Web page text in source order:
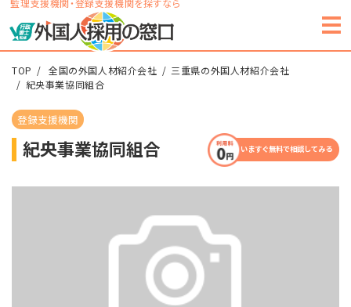
監理支援機関・登録支援機関を探すなら
TOP 全国の外国人材紹介会社
三重県の外国人材紹介会社
紀央事業協同組合
登録支援機関
紀央事業協同組合 いますぐ無料で相談してみる